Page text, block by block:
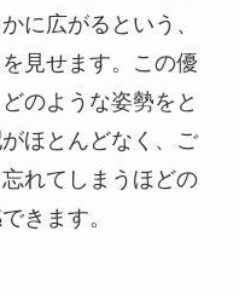
に広がるという、
見せます。この優
のような姿勢をと
ほとんどなく、ご
れてしまうほどの
きます。